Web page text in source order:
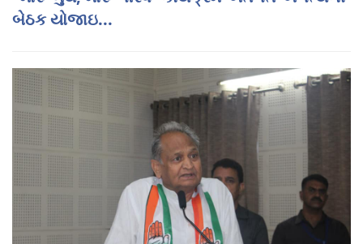
બેઠક યોજાઇ...